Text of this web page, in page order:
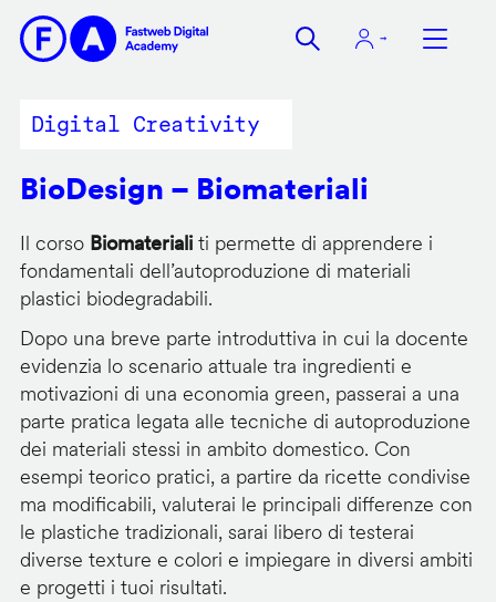
contenuto
Digital Creativity
BioDesign – Biomateriali
Il corso Biomaterialiti permette di apprendere i
fondamentali dell’autoproduzione di materiali
plastici biodegradabili.
Dopo una breve parte introduttiva in cui la docente
evidenzia lo scenario attuale tra ingredienti e
motivazioni di una economia green, passerai a una
parte pratica legata alle tecniche di autoproduzione
dei materiali stessi in ambito domestico. Con
esempi teorico pratici, a partire da ricette condivise
ma modificabili, valuterai le principali differenze con
le plastiche tradizionali, sarai libero di testerai
diverse texture e colori e impiegare in diversi ambiti
e progetti i tuoi risultati.